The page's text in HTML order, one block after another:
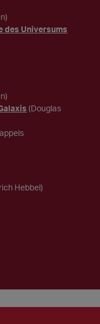
des Universums
(Douglas
Hebbel)